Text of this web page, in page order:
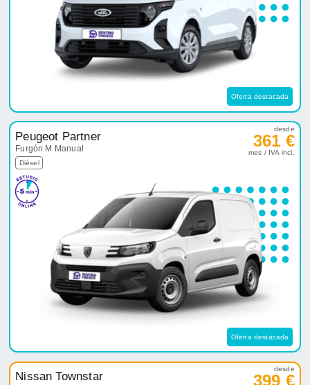
Oferta destacada
Peugeot Partner
Furgón M Manual
Diésel
desde
361 €
mes / IVA incl.
Oferta destacada
Nissan Townstar
desde
399 €